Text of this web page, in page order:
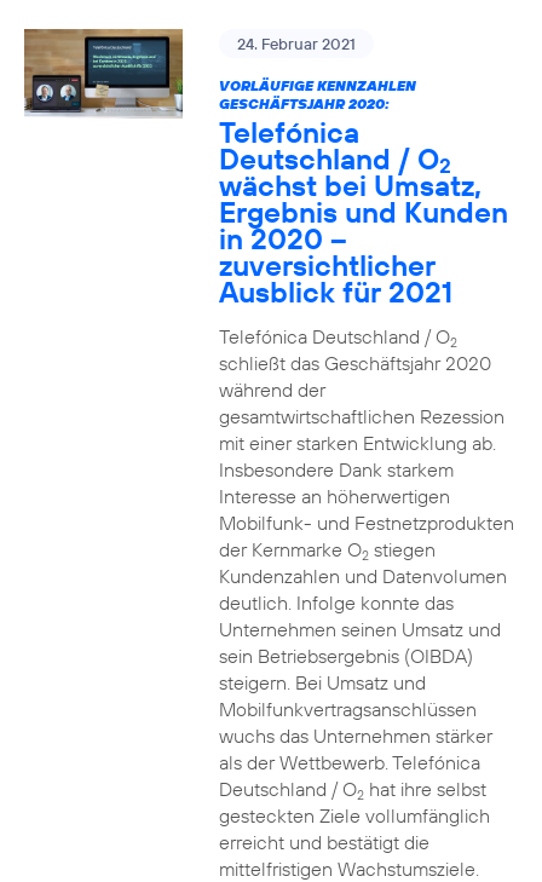
24. Februar 2021
VORLÄUFIGE KENNZAHLEN
GESCHÄFTSJAHR 2020:
Telefónica
Deutschland / O2
wächst bei Umsatz,
Ergebnis und Kunden
in 2020 –
zuversichtlicher
Ausblick für 2021
Telefónica Deutschland / O2
schließt das Geschäftsjahr 2020
während der
gesamtwirtschaftlichen Rezession
mit einer starken Entwicklung ab.
Insbesondere Dank starkem
Interesse an höherwertigen
Mobilfunk- und Festnetzprodukten
der Kernmarke O2stiegen
Kundenzahlen und Datenvolumen
deutlich. Infolge konnte das
Unternehmen seinen Umsatz und
sein Betriebsergebnis (OIBDA)
steigern. Bei Umsatz und
Mobilfunkvertragsanschlüssen
wuchs das Unternehmen stärker
als der Wettbewerb. Telefónica
Deutschland / O2hat ihre selbst
gesteckten Ziele vollumfänglich
erreicht und bestätigt die
mittelfristigen Wachstumsziele.